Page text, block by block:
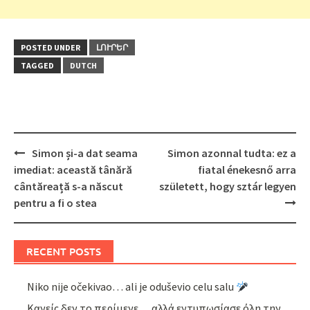
POSTED UNDER
ԼՈՒՐԵՐ
TAGGED
DUTCH
Post
navigation
Simon și-a dat seama
imediat: această tânără
cântăreață s-a născut
pentru a fi o stea
Simon azonnal tudta: ez a
fiatal énekesnő arra
született, hogy sztár legyen
RECENT POSTS
Niko nije očekivao… ali je oduševio celu salu